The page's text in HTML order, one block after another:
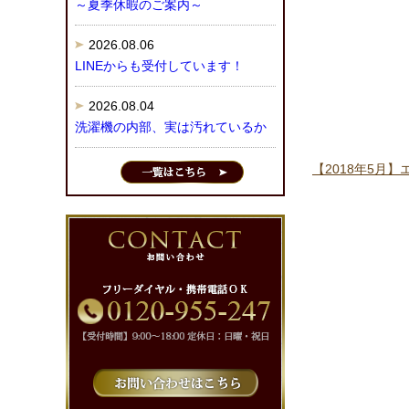
【2018年5月】
～夏季休暇のご案内～
2026.08.06
LINEからも受付しています！
2026.08.04
洗濯機の内部、実は汚れているか